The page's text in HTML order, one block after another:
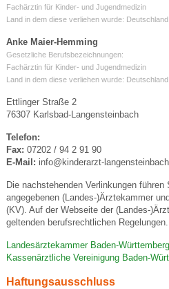
Fachärztin für Kinder- und Jugendmedizin
Land in dem diese verliehen wurde: Deutschland
Anke Maier-Hemming
Gesetzliche Berufsbezeichnungen:
Fachärztin für Kinder- und Jugendmedizin
Land in dem diese verliehen wurde: Deutschland
Ettlinger Straße 2
76307 Karlsbad-Langensteinbach
Telefon:
Fax: 07202 / 94 2 91 90
E-Mail: info@kinderarzt-
Die nachstehenden Verlinkungen
angegebenen (Landes-)Ärztekammer
(KV). Auf der Webseite der (Landes-
geltenden berufsrechtlichen Regelungen.
Landesärztekammer Baden-Württemberg
Kassenärztliche Vereinigung Baden-
Haftungsausschluss